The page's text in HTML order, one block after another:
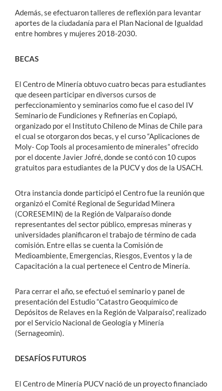
Además, se efectuaron talleres de reflexión para levantar
aportes de la ciudadanía para el Plan Nacional de Igualdad
entre hombres y mujeres 2018-2030.
BECAS
El Centro de Minería obtuvo cuatro becas para estudiantes
que deseen participar en diversos cursos de
perfeccionamiento y seminarios como fue el caso del IV
Seminario de Fundiciones y Refinerías en Copiapó,
organizado por el Instituto Chileno de Minas de Chile para
el cual se otorgaron dos becas, y el curso “Aplicaciones de
Moly- Cop Tools al procesamiento de minerales” ofrecido
por el docente Javier Jofré, donde se contó con 10 cupos
gratuitos para estudiantes de la PUCV y dos de la USACH.
Otra instancia donde participó el Centro fue la reunión que
organizó el Comité Regional de Seguridad Minera
(CORESEMIN) de la Región de Valparaíso donde
representantes del sector público, empresas mineras y
universidades planificaron el trabajo de término de cada
comisión. Entre ellas se cuenta la Comisión de
Medioambiente, Emergencias, Riesgos, Eventos y la de
Capacitación a la cual pertenece el Centro de Minería.
Para cerrar el año, se efectuó el seminario y panel de
presentación del Estudio “Catastro Geoquímico de
Depósitos de Relaves en la Región de Valparaíso”, realizado
por el Servicio Nacional de Geología y Minería
(Sernageomin).
DESAFÍOS FUTUROS
El Centro de Minería PUCV nació de un proyecto financiado